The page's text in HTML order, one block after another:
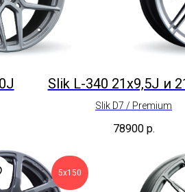
Slik L-340 21x9,5J и
Slik D7 / Premium
78900 р.
5х150